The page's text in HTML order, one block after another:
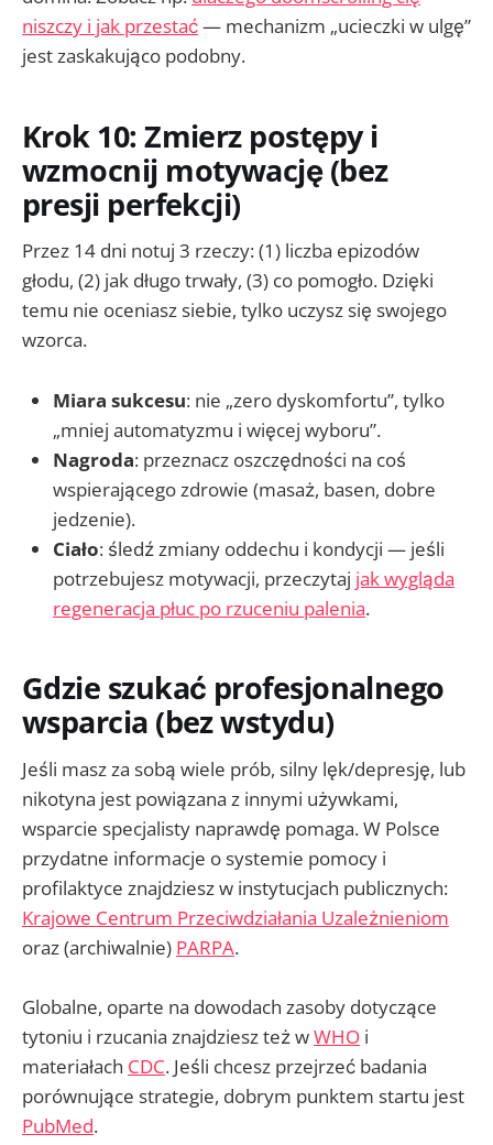
niszczy i jak przestać— mechanizm „ucieczki w ulgę”
jest zaskakująco podobny.
Krok 10: Zmierz postępy i
wzmocnij motywację (bez
presji perfekcji)
Przez 14 dni notuj 3 rzeczy: (1) liczba epizodów
głodu, (2) jak długo trwały, (3) co pomogło. Dzięki
temu nie oceniasz siebie, tylko uczysz się swojego
wzorca.
Miara sukcesu: nie „zero dyskomfortu”, tylko
„mniej automatyzmu i więcej wyboru”.
Nagroda: przeznacz oszczędności na coś
wspierającego zdrowie (masaż, basen, dobre
jedzenie).
Ciało: śledź zmiany oddechu i kondycji — jeśli
potrzebujesz motywacji, przeczytaj jak wygląda
regeneracja płuc po rzuceniu palenia.
Gdzie szukać profesjonalnego
wsparcia (bez wstydu)
Jeśli masz za sobą wiele prób, silny lęk/depresję, lub
nikotyna jest powiązana z innymi używkami,
wsparcie specjalisty naprawdę pomaga. W Polsce
przydatne informacje o systemie pomocy i
profilaktyce znajdziesz w instytucjach publicznych:
Krajowe Centrum Przeciwdziałania Uzależnieniom
oraz (archiwalnie) PARPA.
Globalne, oparte na dowodach zasoby dotyczące
tytoniu i rzucania znajdziesz też wWHO i
materiałach CDC. Jeśli chcesz przejrzeć badania
porównujące strategie, dobrym punktem startu jest
PubMed.